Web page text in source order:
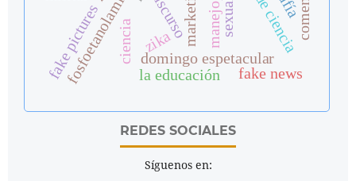
discurso
ciencia domingo espetacular
marketing
la educación
fake pictures fake news
zika
REDES SOCIALES
Síguenos en: